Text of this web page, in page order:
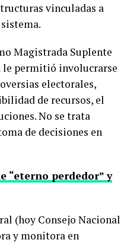
vinculadas a
Magistrada Suplente
le permitió involucrarse
electorales,
de recursos, el
No se trata
de decisiones en
perdedor” y
(hoy Consejo Nacional
y monitora en